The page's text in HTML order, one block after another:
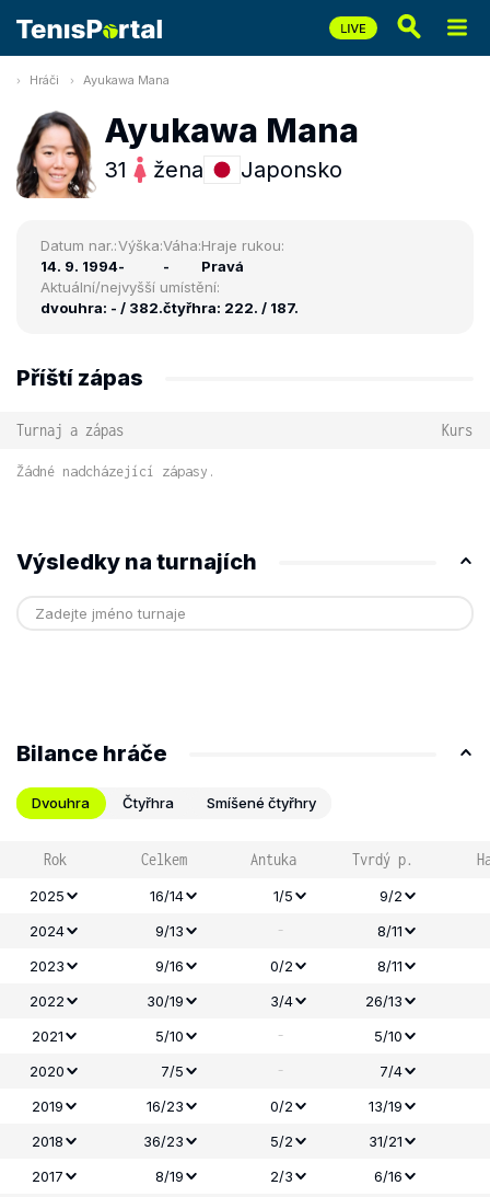
Hráči Ayukawa Mana
Ayukawa Mana
31 žena Japonsko
Datum nar.:
14. 9. 1994
Výška:
-
Váha:
-
Hraje rukou:
Pravá
Aktuální/nejvyšší umístění:
dvouhra: - / 382.čtyřhra: 222. / 187.
Příští zápas
Turnaj a zápas Kurs
Žádné nadcházející zápasy.
Výsledky na turnajích
Bilance hráče
Dvouhra Čtyřhra Smíšené čtyřhry
Rok Celkem Antuka Tvrdý p.
2025 16/14 1/5 9/2
2024
9/13 -
8/11
2023
9/16 0/2
8/11
2022
30/19 3/4
26/13
2021
5/10 -
5/10
2020
7/5 -
7/4
2019
16/23 0/2 13/19
2018
36/23 5/2
31/21
2017
8/19 2/3
6/16